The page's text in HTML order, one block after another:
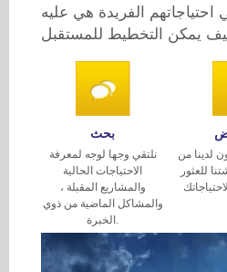
الفريدة هي عليه
بحث
نلتقي وجها لوجه لمعرفة
الاحتياجات الحالية
والمشاريع المقبلة ،
والمشاكل الماضية من ذوي
الخبرة.
لدينا من
للعثور